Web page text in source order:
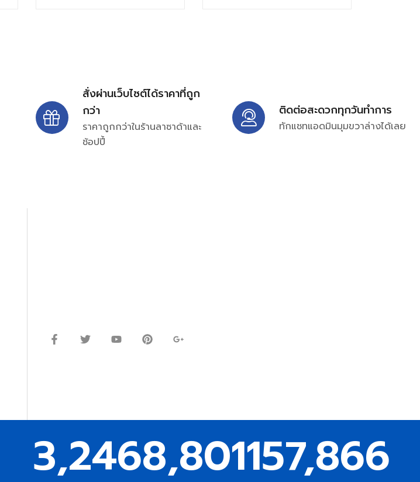
สั่งผ่านเว็บไซต์ได้ราคาที่ถูก
กว่า
ราคาถูกกว่าในร้านลาซาด้าและ
ช้อปปี้
ติดต่อสะดวกทุกวันทำการ
ทักแชทแอดมินมุมขวาล่างได้เลย
3,2468,801157,866